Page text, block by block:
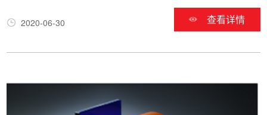
2020-06-30 查看详情